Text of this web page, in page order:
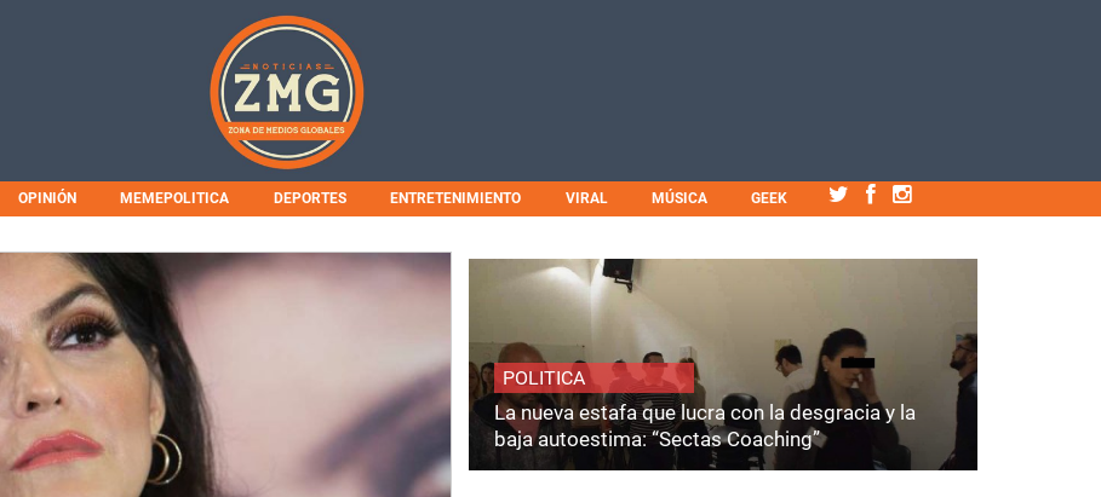
OPINIÓN MEMEPOLITICA DEPORTES ENTRETENIMIENTO VIRAL MÚSICA GEEK
POLITICA
La nueva estafa que lucra con la desgracia y la
baja autoestima: “Sectas Coaching”